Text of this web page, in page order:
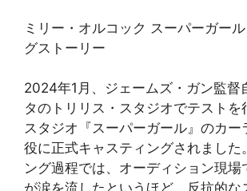
ミリー・オルコック スーパーガー
グストーリー
2024年1月、ジェームズ・ガン監督
タのトリリス・スタジオでテストを
スタジオ『スーパーガール』のカー
役に正式キャスティングされました
ング過程では、オーディション現場
が涙を流したというほど、反抗的な